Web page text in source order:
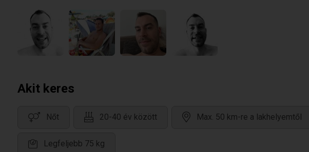
Akit keres
Nőt 20-40 év között Max. 50 km-re a lakhelyemtől
Legfeljebb 75 kg